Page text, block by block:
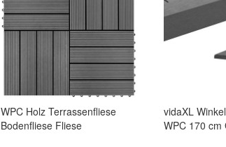
WPC Holz Terrassenfliese
Bodenfliese Fliese
vidaXL
WPC 170 cm